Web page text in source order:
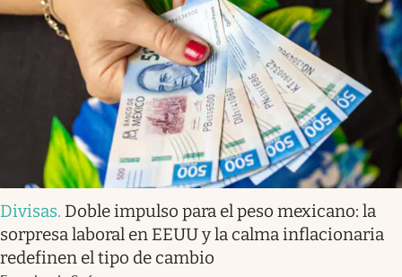
Divisas. Doble impulso para el peso mexicano: la
sorpresa laboral en EEUU y la calma inflacionaria
redefinen el tipo de cambio